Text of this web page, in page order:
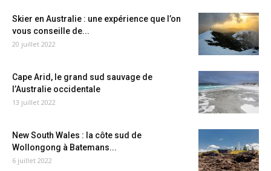
Skier en Australie : une expérience que l’on
vous conseille de...
20 juillet 2022
Cape Arid, le grand sud sauvage de
l’Australie occidentale
13 juillet 2022
New South Wales : la côte sud de
Wollongong à Batemans...
6 juillet 2022